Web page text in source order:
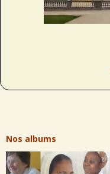
Nos albums